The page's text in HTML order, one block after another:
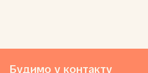
Будимо у контакту